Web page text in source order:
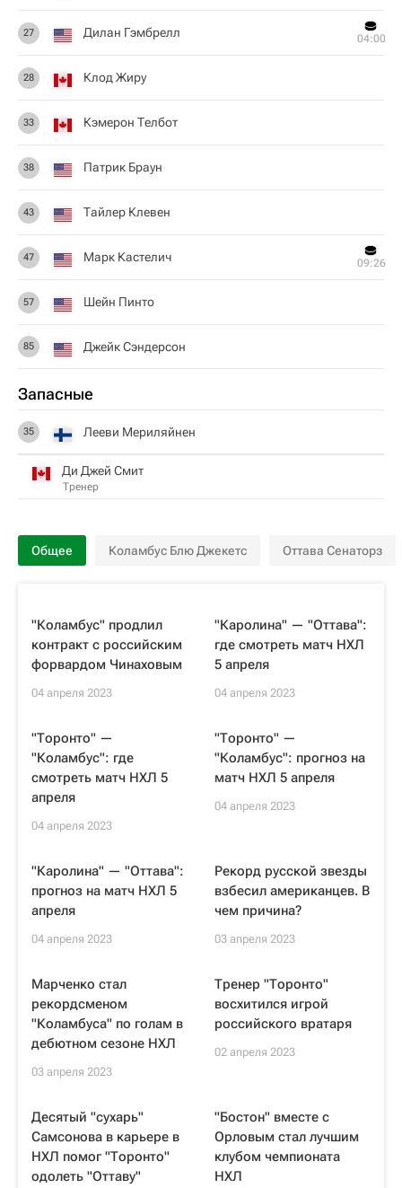
27 Дилан Гэмбрелл 04:00
28 Клод Жиру
33 Кэмерон Телбот
38 Патрик Браун
43 Тайлер Клевен
47 Марк Кастелич 09:26
57 Шейн Пинто
85 Джейк Сэндерсон
Запасные
35 Лееви Мериляйнен
Ди Джей Смит
Тренер
Общее Коламбус Блю Джекетс Оттава Сенаторз
"Коламбус" продлил
контракт с российским
форвардом Чинаховым
04 апреля 2023
"Каролина" — "Оттава":
где смотреть матч НХЛ
5 апреля
04 апреля 2023
"Торонто" —
"Коламбус": где
смотреть матч НХЛ 5
апреля
04 апреля 2023
"Торонто" —
"Коламбус": прогноз на
матч НХЛ 5 апреля
04 апреля 2023
"Каролина" — "Оттава":
прогноз на матч НХЛ 5
апреля
04 апреля 2023
Рекорд русской звезды
взбесил американцев. В
чем причина?
03 апреля 2023
Марченко стал
рекордсменом
"Коламбуса" по голам в
дебютном сезоне НХЛ
03 апреля 2023
Тренер "Торонто"
восхитился игрой
российского вратаря
02 апреля 2023
Десятый "сухарь"
Самсонова в карьере в
НХЛ помог "Торонто"
одолеть "Оттаву"
"Бостон" вместе с
Орловым стал лучшим
клубом чемпионата
НХЛ